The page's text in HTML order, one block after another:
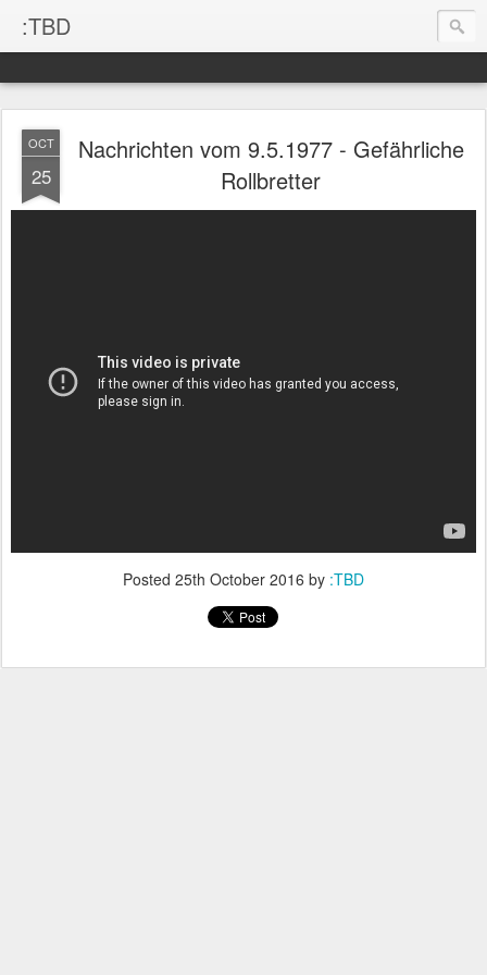
:TBD
OCT
25
Nachrichten vom 9.5.1977 - Gefährliche
Rollbretter
Posted 25th October 2016 by :TBD